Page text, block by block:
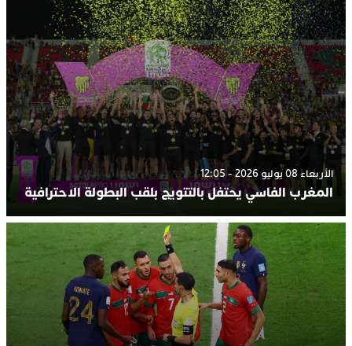
الأربعاء 08 يوليو 2026 - 12:05
المغرب الفاسي يحتفل بالتتويج بلقب البطولة الاحترافية